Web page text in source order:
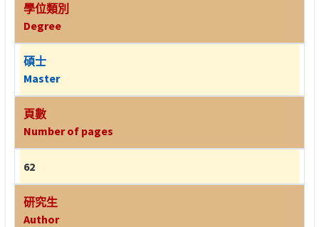
學位類別
Degree
碩士
Master
頁數
Number of pages
62
研究生
Author